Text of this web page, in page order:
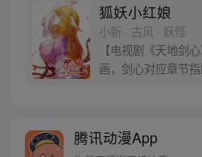
狐妖小红娘
小新 · 古风 · 妖怪
【电视剧《天地剑
画，剑心对应章节
腾讯动漫App